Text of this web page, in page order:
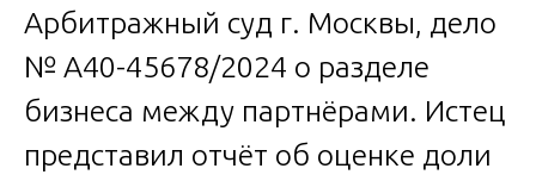
Арбитражный суд г. Москвы, дело
№ А40-45678/2024 о разделе
бизнеса между партнёрами. Истец
представил отчёт об оценке доли